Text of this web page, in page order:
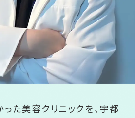
た美容クリニックを、 宇都